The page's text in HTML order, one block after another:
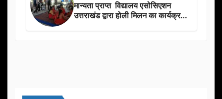
मान्यता प्राप्त विद्यालय एसोसिएशन
उत्तराखंड द्वारा होली मिलन का कार्यक्रम